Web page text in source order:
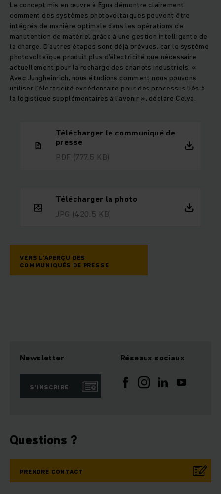
Le concept mis en œuvre à Egna démontre clairement
comment des systèmes photovoltaïques peuvent être
intégrés de manière optimale dans les opérations de
manutention de matériel grâce à une gestion intelligente de
la charge. D'autres étapes sont déjà prévues, car le système
photovoltaïque produit plus d'électricité que nécessaire
actuellement pour la recharge des chariots industriels. «
Avec Jungheinrich, nous étudions comment nous pouvons
utiliser l’électricité excédentaire pour des processus liés à
la logistique supplémentaires à l’avenir », déclare Celva.
Télécharger le communiqué de
presse
PDF (777,5 KB)
Télécharger la photo
JPG (420,5 KB)
VERS L'APERÇU DES
COMMUNIQUÉS DE PRESSE
Newsletter
S’INSCRIRE
Réseaux sociaux
Questions ?
PRENDRE CONTACT